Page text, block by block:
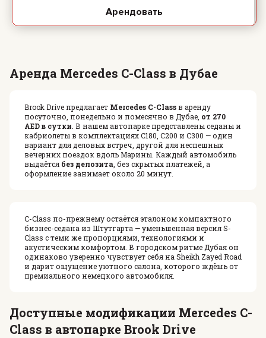
Арендовать
Аренда Mercedes C-Class в Дубае
Brook Drive предлагает Mercedes C-Classв аренду
посуточно, понедельно и помесячно в Дубае, от 270
AED в сутки . В нашем автопарке представлены седаны и
кабриолеты в комплектациях C180, C200 и C300 — один
вариант для деловых встреч, другой для неспешных
вечерних поездок вдоль Марины. Каждый автомобиль
выдаётся без депозита , без скрытых платежей, а
оформление занимает около 20 минут.
C-Class по-прежнему остаётся эталоном компактного
бизнес-седана из Штутгарта — уменьшенная версия S-
Class с теми же пропорциями, технологиями и
акустическим комфортом. В городском ритме Дубая он
одинаково уверенно чувствует себя на Sheikh Zayed Road
и дарит ощущение уютного салона, которого ждёшь от
премиального немецкого автомобиля.
Доступные модификации Mercedes C-
Class в автопарке Brook Drive